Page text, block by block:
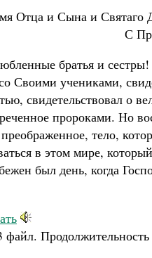
Отца и Сына и Святаго
С
братья и
Своими учениками,
свидетельствовал о
пророками. Но
тело,
в этом мире,
был день, когда
файл. Продолжительность
Разлуки не будет
Фредерика де Грааф